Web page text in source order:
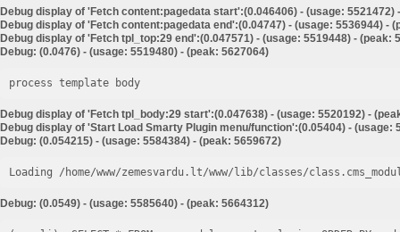
Debug display of 'Fetch content:pagedata start':(0.046406) - (usage: 5521472)
Debug display of 'Fetch content:pagedata end':(0.04747) - (usage: 5536944) -
Debug display of 'Fetch tpl_top:29 end':(0.047571) - (usage: 5519448) - (peak:
Debug: (0.0476) - (usage: 5519480) - (peak: 5627064)
process template body
Debug display of 'Fetch tpl_body:29 start':(0.047638) - (usage: 5520192) -
Debug display of 'Start Load Smarty Plugin menu/function':(0.05404) - (usage:
Debug: (0.054215) - (usage: 5584384) - (peak: 5659672)
Loading /home/www/zemesvardu.lt/www/lib/classes/
Debug: (0.0549) - (usage: 5585640) - (peak: 5664312)